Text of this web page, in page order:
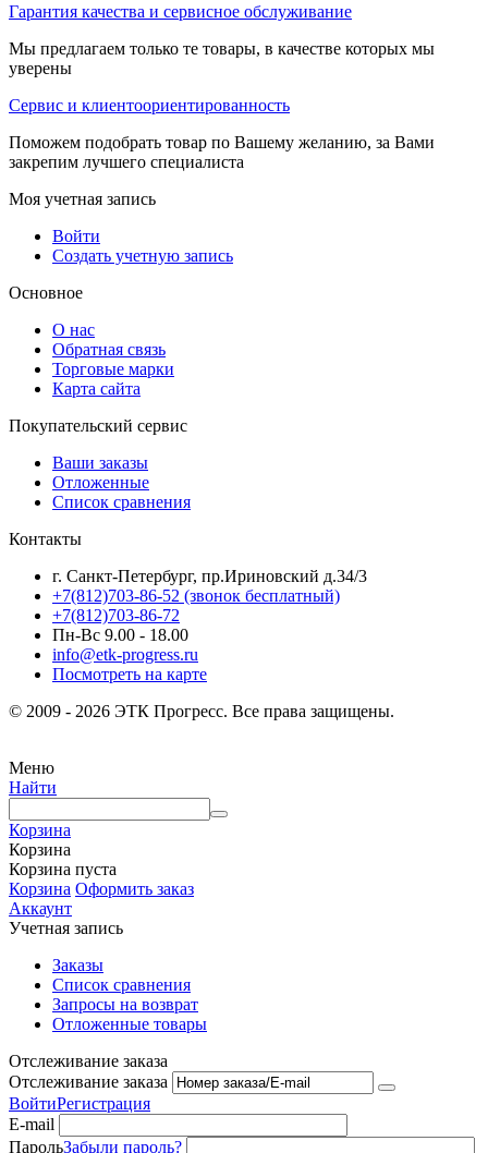
Гарантия качества и сервисное обслуживание
Мы предлагаем только те товары, в качестве которых мы
уверены
Сервис и клиентоориентированность
Поможем подобрать товар по Вашему желанию, за Вами
закрепим лучшего специалиста
Моя учетная запись
Войти
Создать учетную запись
Основное
О нас
Обратная связь
Торговые марки
Карта сайта
Покупательский сервис
Ваши заказы
Отложенные
Список сравнения
Контакты
г. Санкт-Петербург, пр.Ириновский д.34/3
+7(812)703-86-52 (звонок бесплатный)
+7(812)703-86-72
Пн-Вс 9.00 - 18.00
info@etk-progress.ru
Посмотреть на карте
© 2009 - 2026 ЭТК Прогресс. Все права защищены.
Меню
Найти
Корзина
Корзина
Корзина пуста
Корзина Оформить заказ
Аккаунт
Учетная запись
Заказы
Список сравнения
Запросы на возврат
Отложенные товары
Отслеживание заказа
Отслеживание заказа
ВойтиРегистрация
E-mail
ПарольЗабыли пароль?